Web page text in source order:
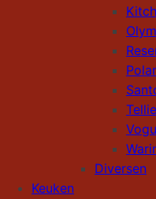
Diversen
Keuken